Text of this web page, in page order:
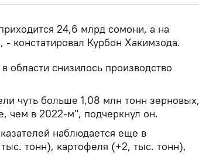
24,6 млрд сомони, а на
констатировал Курбон Хакимзода.
области снизилось производство
чуть больше 1,08 млн тонн зерновых,
чем в 2022-м", подчеркнул он.
наблюдается еще в
тонн), картофеля (+2, тыс. тонн),